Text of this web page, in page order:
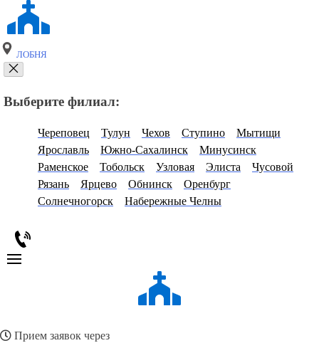
ЛОБНЯ
Выберите филиал:
Череповец Тулун Чехов Ступино
Мытищи
Ярославль
Южно-Сахалинск
Минусинск
Раменское
Тобольск Узловая Элиста
Чусовой
Рязань
Ярцево Обнинск
Оренбург
Солнечногорск
Набережные Челны
Прием заявок через